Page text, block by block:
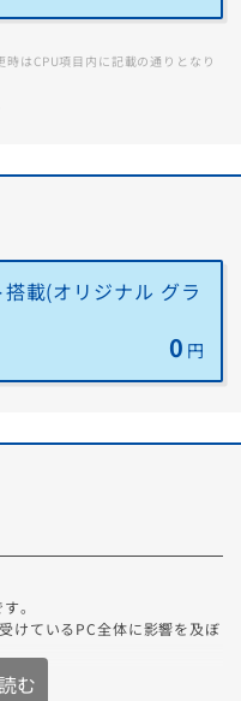
料無料！
値引き！
はCPU項目内に記載の通りとなり
載(オリジナル グラ
0 円
。
けているPC全体に影響を及ぼ
ぶことが大切です。
む
加入する